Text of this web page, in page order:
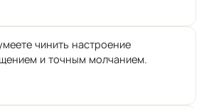
чинить настроение
и точным молчанием.